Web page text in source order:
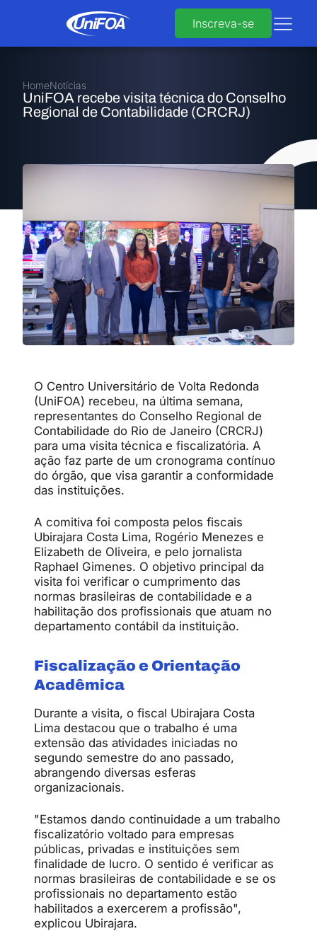
Inscreva-se
HomeNotícias
UniFOA recebe visita técnica do Conselho
Regional de Contabilidade (CRCRJ)
O Centro Universitário de Volta Redonda
(UniFOA) recebeu, na última semana,
representantes do Conselho Regional de
Contabilidade do Rio de Janeiro (CRCRJ)
para uma visita técnica e fiscalizatória. A
ação faz parte de um cronograma contínuo
do órgão, que visa garantir a conformidade
das instituições.
A comitiva foi composta pelos fiscais
Ubirajara Costa Lima, Rogério Menezes e
Elizabeth de Oliveira, e pelo jornalista
Raphael Gimenes. O objetivo principal da
visita foi verificar o cumprimento das
normas brasileiras de contabilidade e a
habilitação dos profissionais que atuam no
departamento contábil da instituição.
Fiscalização e Orientação
Acadêmica
Durante a visita, o fiscal Ubirajara Costa
Lima destacou que o trabalho é uma
extensão das atividades iniciadas no
segundo semestre do ano passado,
abrangendo diversas esferas
organizacionais.
"Estamos dando continuidade a um trabalho
fiscalizatório voltado para empresas
públicas, privadas e instituições sem
finalidade de lucro. O sentido é verificar as
normas brasileiras de contabilidade e se os
profissionais no departamento estão
habilitados a exercerem a profissão",
explicou Ubirajara.